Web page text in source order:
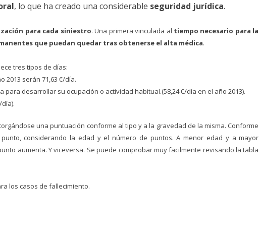
, lo que ha creado una considerable seguridad jurídica.
para cada siniestro. Una primera vinculada al tiempo necesario para la
que puedan quedar tras obtenerse el alta médica.
tres tipos de días:
2013 serán 71,63 €/día.
para desarrollar su ocupación o actividad habitual.(58,24 €/día en el año 2013).
día).
una puntuación conforme al tipo y a la gravedad de la misma. Conforme
considerando la edad y el número de puntos. A menor edad y a mayor
aumenta. Y viceversa. Se puede comprobar muy facilmente revisando la tabla
los casos de fallecimiento.